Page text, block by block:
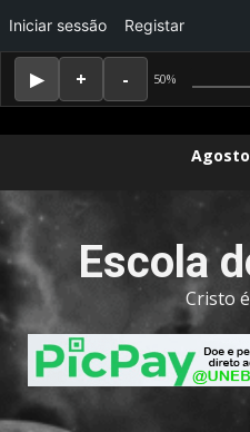
50%
Iniciar sessão Registar
Agosto
Escola
Cristo